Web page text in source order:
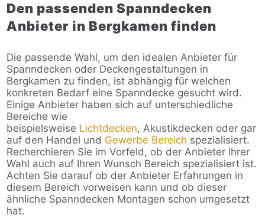
Den passenden Spanndecken
Anbieter in Bergkamen finden
Die passende Wahl, um den idealen Anbieter für
Spanndecken oder Deckengestaltungen in
Bergkamen zu finden, ist abhängig für welchen
konkreten Bedarf eine Spanndecke gesucht wird.
Einige Anbieter haben sich auf unterschiedliche
Bereiche wie
beispielsweise Lichtdecken, Akustikdecken oder gar
auf den Handel und Gewerbe Bereich spezialisiert.
Recherchieren Sie im Vorfeld, ob der Anbieter Ihrer
Wahl auch auf Ihren Wunsch Bereich spezialisiert ist.
Achten Sie darauf ob der Anbieter Erfahrungen in
diesem Bereich vorweisen kann und ob dieser
ähnliche Spanndecken Montagen schon umgesetzt
hat.